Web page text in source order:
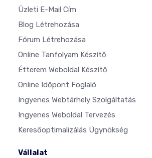
Üzleti E-Mail Cím
Blog Létrehozása
Fórum Létrehozása
Online Tanfolyam Készítő
Étterem Weboldal Készítő
Online Időpont Foglaló
Ingyenes Webtárhely Szolgáltatás
Ingyenes Weboldal Tervezés
Keresőoptimalizálás Ügynökség
Vállalat